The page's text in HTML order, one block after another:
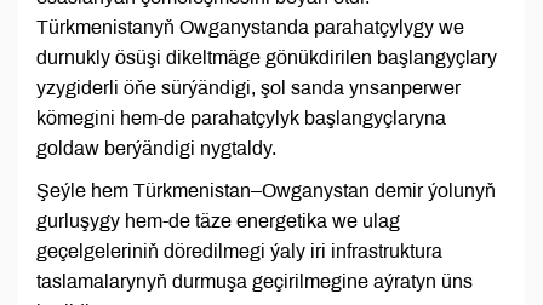
Türkmenistanyň Owganystanda parahatçylygy we
durnukly ösüşi dikeltmäge gönükdirilen başlangyçlary
yzygiderli öňe sürýändigi, şol sanda ynsanperwer
kömegini hem-de parahatçylyk başlangyçlaryna
goldaw berýändigi nygtaldy.
Şeýle hem Türkmenistan–Owganystan demir ýolunyň
gurluşygy hem-de täze energetika we ulag
geçelgeleriniň döredilmegi ýaly iri infrastruktura
taslamalarynyň durmuşa geçirilmegine aýratyn üns